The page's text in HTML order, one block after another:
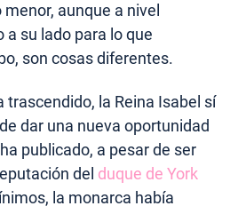
aunque a nivel
a su lado para lo que
son cosas diferentes.
trascendido, la Reina Isabel sí
dar una nueva oportunidad
publicado, a pesar de ser
del duque de York
la monarca había